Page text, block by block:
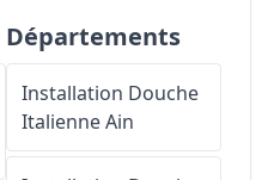
Départements
Installation Douche
ItalienneAin